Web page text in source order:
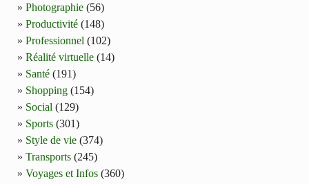
Photographie (56)
Productivité (148)
Professionnel (102)
Réalité virtuelle (14)
Santé (191)
Shopping (154)
Social (129)
Sports (301)
Style de vie (374)
Transports (245)
Voyages et Infos (360)